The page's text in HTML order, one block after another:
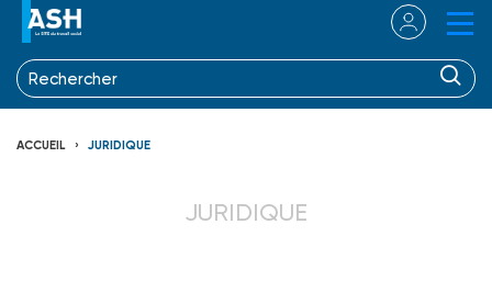
ACCUEIL JURIDIQUE
JURIDIQUE